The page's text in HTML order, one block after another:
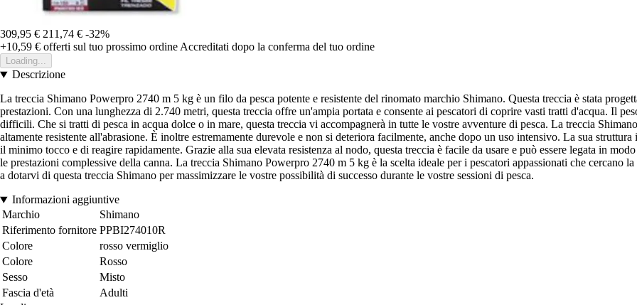
309,95 € 211,74 € -32%
+10,59 € offerti sul tuo prossimo ordineAccreditati dopo la conferma del tuo ordine
Loading...
Descrizione
La treccia Shimano Powerpro 2740 m 5 kg è un filo da pesca potente e resistente del rinomato marchio Shimano. Questa treccia è stata
prestazioni. Con una lunghezza di 2.740 metri, questa treccia offre un'ampia portata e consente ai pescatori di coprire vasti tratti d'acqua. Il
difficili. Che si tratti di pesca in acqua dolce o in mare, questa treccia vi accompagnerà in tutte le vostre avventure di pesca. La treccia
altamente resistente all'abrasione. È inoltre estremamente durevole e non si deteriora facilmente, anche dopo un uso intensivo. La sua
il minimo tocco e di reagire rapidamente. Grazie alla sua elevata resistenza al nodo, questa treccia è facile da usare e può essere legata in
le prestazioni complessive della canna. La treccia Shimano Powerpro 2740 m 5 kg è la scelta ideale per i pescatori appassionati che cercano
a dotarvi di questa treccia Shimano per massimizzare le vostre possibilità di successo durante le vostre sessioni di pesca.
Informazioni aggiuntive
Marchio
Shimano
Riferimento fornitore PPBI274010R
Colore
rosso vermiglio
Colore
Rosso
Sesso
Misto
Fascia d'età
Adulti